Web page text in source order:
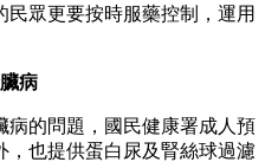
眾更要按時服藥控制，運用
病
病的問題，國民健康署成人預
，也提供蛋白尿及腎絲球過濾